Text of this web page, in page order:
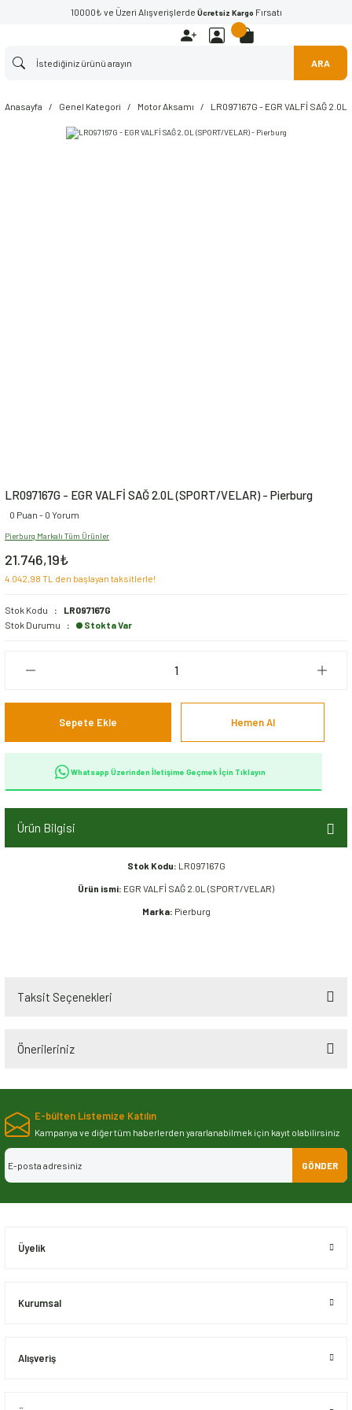
10000₺ ve Üzeri Alışverişlerde Ücretsiz Kargo Fırsatı
ARA
Anasayfa Genel Kategori Motor Aksamı LR097167G - EGR VALFİ SAĞ
LR097167G - EGR VALFİ SAĞ 2.0L (SPORT/VELAR) - Pierburg
0 Puan - 0 Yorum
Pierburg Markalı Tüm Ürünler
21.746,19₺
4.042,98 TL den başlayan taksitlerle!
Stok Kodu
LR097167G
Stok Durumu
Stokta Var
Sepete Ekle Hemen Al
Whatsapp Üzerinden İletişime Geçmek İçin Tıklayın
Ürün Bilgisi
Stok Kodu: LR097167G
Ürün ismi: EGR VALFİ SAĞ 2.0L (SPORT/VELAR)
Marka: Pierburg
Taksit Seçenekleri
Önerileriniz
Bu ürünün fiyat bilgisi, resim, ürün açıklamalarında ve diğer konularda
iletebilirsiniz.
Görüş ve önerileriniz için teşekkür ederiz.
Ürün resmi kalitesiz, bozuk veya görüntülenemiyor.
E-bülten Listemize Katılın
Kampanya ve diğer tüm haberlerden yararlanabilmek için kayıt olabilirsiniz
GÖNDER
Üyelik
Kurumsal
Alışveriş